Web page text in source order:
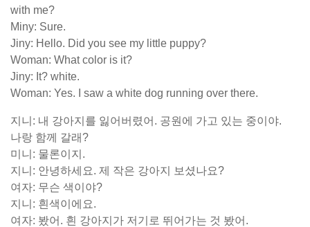
with me?
Miny: Sure.
Jiny: Hello. Did you see my little puppy?
Woman: What color is it?
Jiny: It? white.
Woman: Yes. I saw a white dog running over there.
지니: 내 강아지를 잃어버렸어. 공원에 가고 있는 중이야.
나랑 함께 갈래?
미니: 물론이지.
지니: 안녕하세요. 제 작은 강아지 보셨나요?
여자: 무슨 색이야?
지니: 흰색이에요.
여자: 봤어. 흰 강아지가 저기로 뛰어가는 것 봤어.